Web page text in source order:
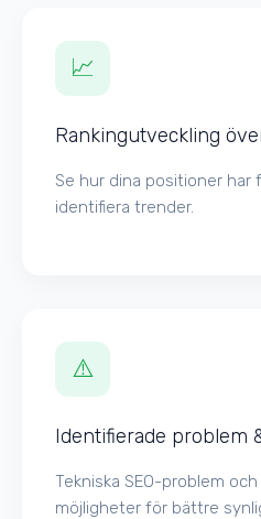
📈
Rankingutveckling
Se hur dina positioner har
identifiera trender.
⚠️
Identifierade problem
Tekniska SEO-problem
möjligheter för bättre